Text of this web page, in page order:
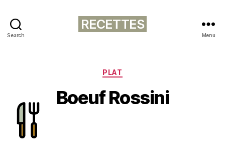
Search
RECETTES
Menu
Catégories
PLAT
Boeuf Rossini